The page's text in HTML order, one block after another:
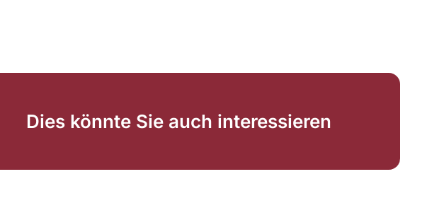
Dies könnte Sie auch interessieren